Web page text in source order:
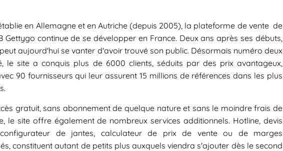
en Allemagne et en Autriche (depuis 2005), la plateforme de vente de
Gettygo continue de se développer en France. Deux ans après ses débuts,
aujourd'hui se vanter d'avoir trouvé son public. Désormais numéro deux
le site a conquis plus de 6000 clients, séduits par des prix avantageux,
90 fournisseurs qui leur assurent 15 millions de références dans les plus
gratuit, sans abonnement de quelque nature et sans le moindre frais de
le site offre également de nombreux services additionnels. Hotline, devis
de jantes, calculateur de prix de vente ou de marges
constituent autant de petits plus auxquels viendra s'ajouter dès le second